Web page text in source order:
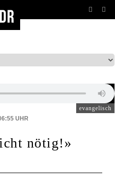
evangelisch
UHR
nötig!»